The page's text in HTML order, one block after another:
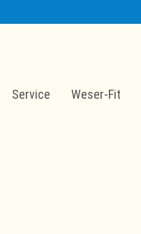
Service Weser-Fit